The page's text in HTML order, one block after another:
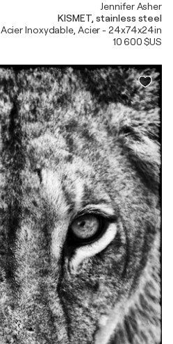
Jennifer Asher
KISMET, stainless steel
Acier Inoxydable, Acier - 24x74x24in
10 600 $US